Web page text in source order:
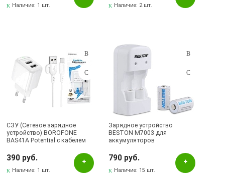
черный
Наличие: 1 шт. Наличие: 2 шт.
СЗУ (Сетевое зарядное
устройство) BOROFONE
BAS41A Potential с кабелем
длина 1 метр, цвет белый
390 руб.
Наличие: 1 шт.
Зарядное устройство
BESTON M7003 для
аккумуляторов
аккумуляторных батареек
CR2 300mAh, цвет белый
790 руб.
Наличие: 15 шт.